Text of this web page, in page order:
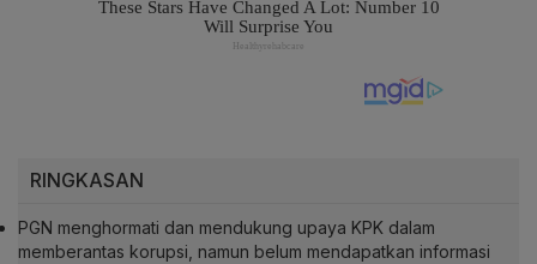
RINGKASAN
PGN menghormati dan mendukung upaya KPK dalam
memberantas korupsi, namun belum mendapatkan informasi